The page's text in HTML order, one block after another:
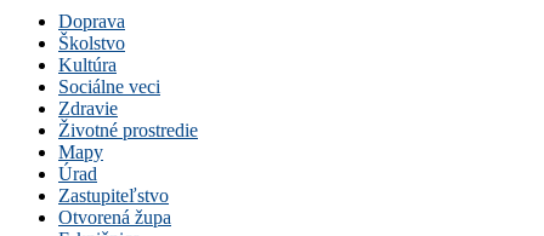
Doprava
Školstvo
Kultúra
Sociálne veci
Zdravie
Životné prostredie
Mapy
Úrad
Zastupiteľstvo
Otvorená župa